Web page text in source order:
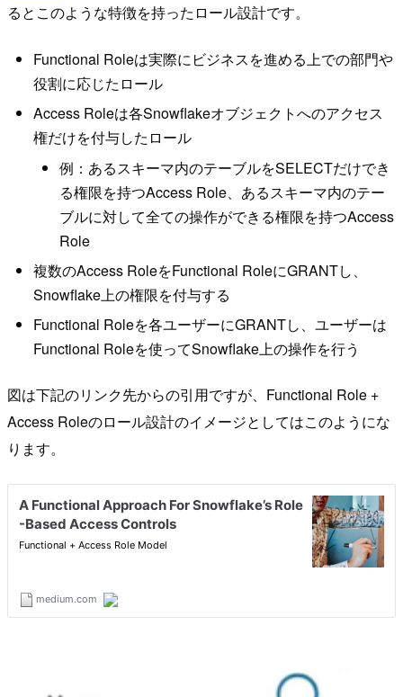
るとこのような特徴を持ったロール設計です。
Functional Roleは実際にビジネスを進める上での部門や
役割に応じたロール
Access Roleは各Snowflakeオブジェクトへのアクセス
権だけを付与したロール
例：あるスキーマ内のテーブルをSELECTだけでき
る権限を持つAccess Role、あるスキーマ内のテー
ブルに対して全ての操作ができる権限を持つAccess
Role
複数のAccess RoleをFunctional RoleにGRANTし、
Snowflake上の権限を付与する
Functional Roleを各ユーザーにGRANTし、ユーザーは
Functional Roleを使ってSnowflake上の操作を行う
図は下記のリンク先からの引用ですが、Functional Role +
Access Roleのロール設計のイメージとしてはこのようにな
ります。